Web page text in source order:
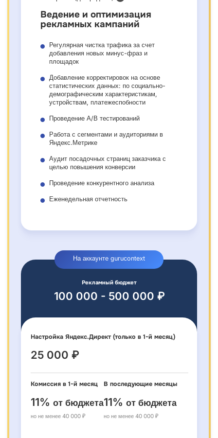
Ведение и оптимизация
рекламных кампаний
Регулярная чистка трафика за счет
добавления новых минус-фраз и
площадок
Добавление корректировок на основе
статистических данных: по социально-
демографическим характеристикам,
устройствам, платежеспобности
Проведение А/В тестирований
Работа с сегментами и аудиториями в
Яндекс.Метрике
Аудит посадочных страниц заказчика с
целью повышения конверсии
Проведение конкурентного анализа
Еженедельная отчетность
На аккаунте gurucontext
Рекламный бюджет
100 000 - 500 000 ₽
Настройка Яндекс.Директ (только в 1-й месяц)
25 000 ₽
Комиссия в 1-й месяц
11% от бюджета
но не менее 40 000 ₽
В последующие месяцы
11% от бюджета
но не менее 40 000 ₽